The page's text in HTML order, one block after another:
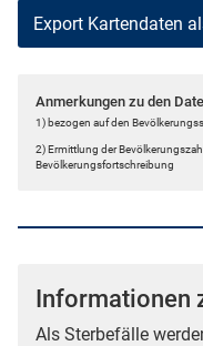
Anmerkungen zu den
1) bezogen auf den
2) Ermittlung der
Bevölkerungsfortschreibung
Informationen
Als Sterbefälle